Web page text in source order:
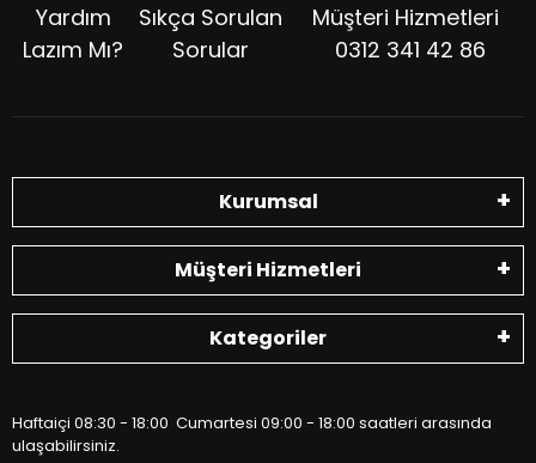
Yardım
Lazım Mı?
Sıkça Sorulan
Sorular
Müşteri Hizmetleri
0312 341 42 86
Kurumsal
Müşteri Hizmetleri
Kategoriler
Haftaiçi 08:30 - 18:00 Cumartesi 09:00 - 18:00 saatleri arasında
ulaşabilirsiniz.